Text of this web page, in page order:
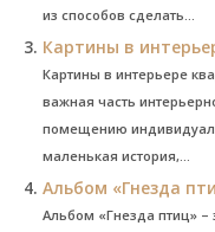
из способов сделать...
Картины в
Картины в интерьере
важная часть
помещению
маленькая история,...
Альбом «Гнезда
Альбом «Гнезда птиц» –